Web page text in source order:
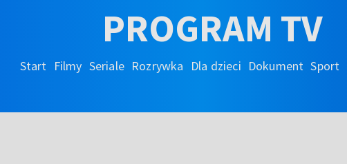
PROGRAM TV
Start Filmy Seriale Rozrywka Dla dzieci Dokument Sport